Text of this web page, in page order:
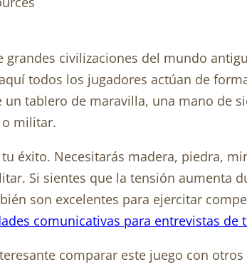
civilizaciones del mundo
todos los jugadores actúan de
tablero de maravilla, una mano de
militar.
éxito. Necesitarás madera, piedra,
Si sientes que la tensión aumenta
son excelentes para ejercitar
comunicativas para entrevistas de
comparar este juego con